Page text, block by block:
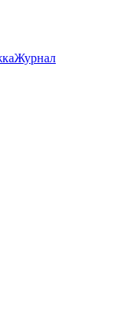
Журнал